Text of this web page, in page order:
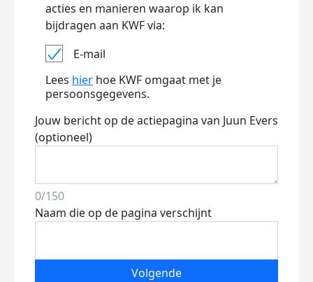
acties en manieren waarop ik kan
bijdragen aan KWF via:
E-mail
Lees hier hoe KWF omgaat met je
persoonsgegevens.
Jouw bericht op de actiepagina van Juun Evers
(optioneel)
0/150
Naam die op de pagina verschijnt
Volgende